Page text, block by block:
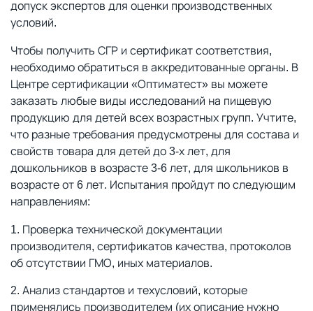
допуск экспертов для оценки производственных
условий.
Чтобы получить СГР и сертификат соответствия,
необходимо обратиться в аккредитованные органы. В
Центре сертификации «Оптиматест» вы можете
заказать любые виды исследований на пищевую
продукцию для детей всех возрастных групп. Учтите,
что разные требования предусмотрены для состава и
свойств товара для детей до 3-х лет, для
дошкольников в возрасте 3-6 лет, для школьников в
возрасте от 6 лет. Испытания пройдут по следующим
направлениям:
Проверка технической документации
производителя, сертификатов качества, протоколов
об отсутствии ГМО, иных материалов.
Анализ стандартов и техусловий, которые
применялись производителем (их описание нужно